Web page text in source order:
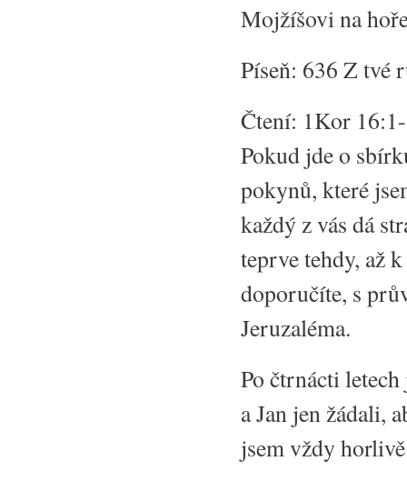
Mojžíšovi na
Píseň: 636 Z tvé
Čtení: 1Kor
Pokud jde o
pokynů, které
každý z vás dá
teprve tehdy, až
doporučíte, s
Jeruzaléma.
Po čtrnácti letech
a Jan jen žádali,
jsem vždy